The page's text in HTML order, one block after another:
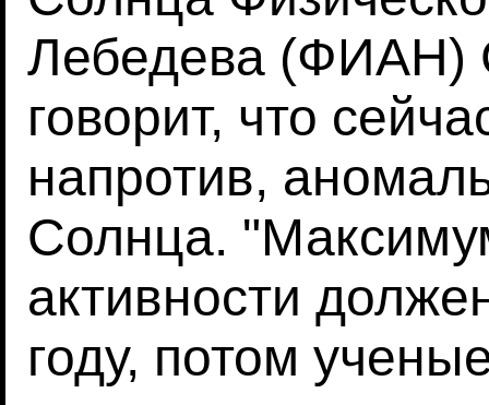
Лебедева (ФИАН)
говорит, что
напротив,
Солнца.
активности
году, потом